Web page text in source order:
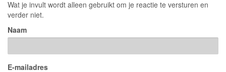
Wat je invult wordt alleen gebruikt om je reactie te versturen en
verder niet.
Naam
E-mailadres